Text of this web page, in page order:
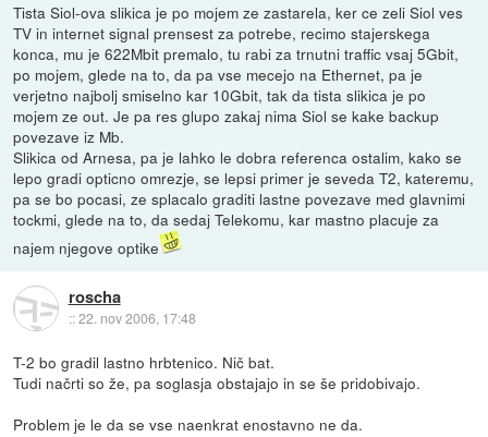
Tista Siol-ova slikica je po mojem ze zastarela, ker ce zeli Siol ves
TV in internet signal prensest za potrebe, recimo stajerskega
konca, mu je 622Mbit premalo, tu rabi za trnutni traffic vsaj 5Gbit,
po mojem, glede na to, da pa vse mecejo na Ethernet, pa je
verjetno najbolj smiselno kar 10Gbit, tak da tista slikica je po
mojem ze out. Je pa res glupo zakaj nima Siol se kake backup
povezave iz Mb.
Slikica od Arnesa, pa je lahko le dobra referenca ostalim, kako se
lepo gradi opticno omrezje, se lepsi primer je seveda T2, kateremu,
pa se bo pocasi, ze splacalo graditi lastne povezave med glavnimi
tockmi, glede na to, da sedaj Telekomu, kar mastno placuje za
najem njegove optike
roscha
::22. nov 2006, 17:48
T-2 bo gradil lastno hrbtenico. Nič bat.
Tudi načrti so že, pa soglasja obstajajo in se še pridobivajo.
Problem je le da se vse naenkrat enostavno ne da.